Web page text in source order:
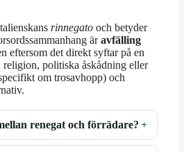
rinnegato och betyder
äravfälling
eftersom det direkt syftar på en
religion, politiska åskådning eller
om trosavhopp) och
renegat och förrädare?